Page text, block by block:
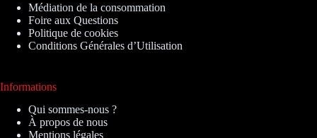
Médiation de la consommation
Foire aux Questions
Politique de cookies
Conditions Générales d’Utilisation
Informations
Qui sommes-nous ?
À propos de nous
Mentions légales